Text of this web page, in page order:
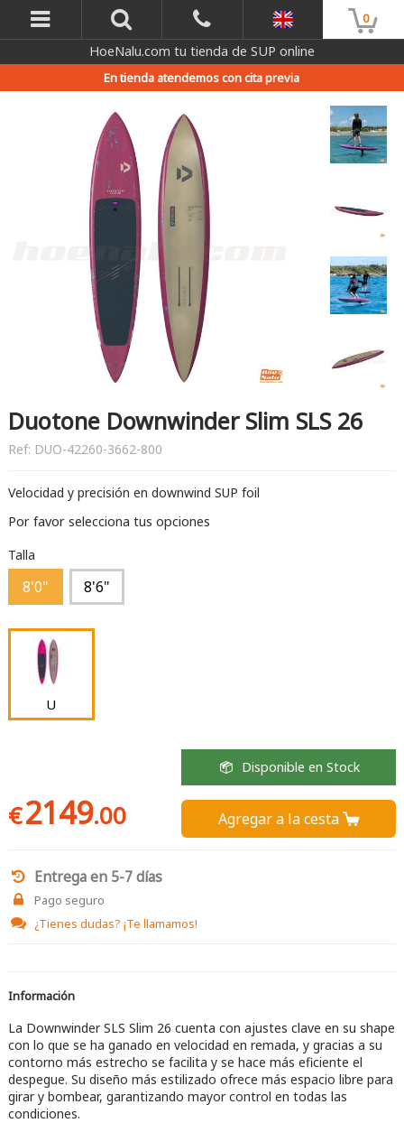
0
HoeNalu.com tu tienda de SUP online
En tienda atendemos con cita previa
Duotone Downwinder Slim SLS 26
Ref: DUO-42260-3662-800
Velocidad y precisión en downwind SUP foil
Por favor selecciona tus opciones
Talla
8'0" 8'6"
U
€2149.00
Disponible en Stock
Agregar a la cesta 
Entrega en 5-7 días
Pago seguro
¿Tienes dudas? ¡Te llamamos!
Información
La Downwinder SLS Slim 26 cuenta con ajustes clave en su shape
con lo que se ha ganado en velocidad en remada, y gracias a su
contorno más estrecho se facilita y se hace más eficiente el
despegue. Su diseño más estilizado ofrece más espacio libre para
girar y bombear, garantizando mayor control en todas las
condiciones.